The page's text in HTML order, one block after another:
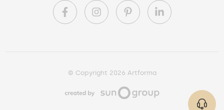
© Copyright 2026 Artforma